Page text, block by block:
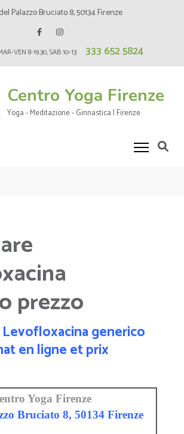
Palazzo Bruciato 8, 50134 Firenze
VEN 8-19.30, SAB 10-13 333 652 5824
Centro Yoga Firenze
Yoga - Meditazione - Ginnastica | Firenze
prezzo
generico
en ligne et prix
Yoga Firenze
Bruciato 8, 50134 Firenze